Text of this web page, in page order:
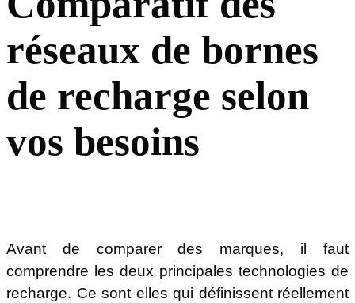
réseaux de bornes
de recharge selon
vos besoins
Avant de comparer des marques, il faut
comprendre les deux principales technologies de
recharge. Ce sont elles qui définissent réellement